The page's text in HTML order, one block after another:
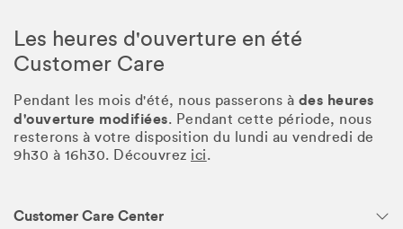
Les heures d'ouverture en été
Customer Care
Pendant les mois d'été, nous passerons à des heures
d'ouverture modifiées. Pendant cette période, nous
resterons à votre disposition du lundi au vendredi de
9h30 à 16h30. Découvrez ici.
Customer Care Center